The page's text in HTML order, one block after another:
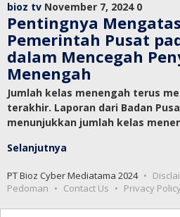
bioz tv November 7, 2024 0
Pentingnya
Pemerintah Pusat
dalam Mencegah
Menengah
Jumlah kelas menengah terus
terakhir. Laporan dari Badan
menunjukkan jumlah kelas
Selanjutnya
PT Bioz Cyber Mediatama 2024
Pedoman
Contact Us Privacy